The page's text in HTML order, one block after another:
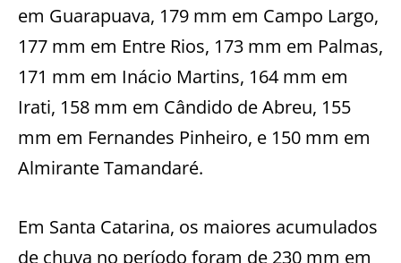
em Guarapuava, 179 mm em Campo Largo,
177 mm em Entre Rios, 173 mm em Palmas,
171 mm em Inácio Martins, 164 mm em
Irati, 158 mm em Cândido de Abreu, 155
mm em Fernandes Pinheiro, e 150 mm em
Almirante Tamandaré.
Em Santa Catarina, os maiores acumulados
de chuva no período foram de 230 mm em